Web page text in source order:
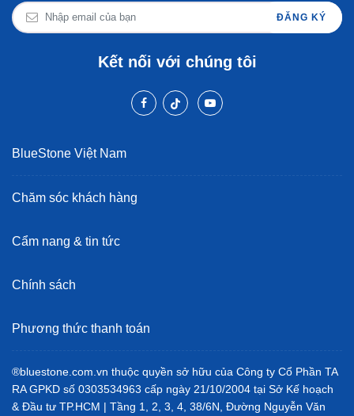
ĐĂNG KÝ
Kết nối với chúng tôi
BlueStone Việt Nam
Chăm sóc khách hàng
Cẩm nang & tin tức
Chính sách
Phương thức thanh toán
®bluestone.com.vn thuộc quyền sở hữu của Công ty Cổ Phần TA
RA GPKD số 0303534963 cấp ngày 21/10/2004 tại Sở Kế hoạch
& Đầu tư TP.HCM | Tầng 1, 2, 3, 4, 38/6N, Đường Nguyễn Văn